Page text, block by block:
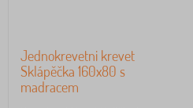
Jednokrevetni krevet
Sklápěčka 160x80 s
madracem